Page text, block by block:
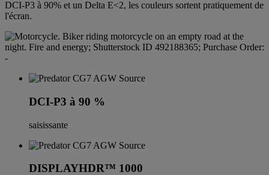
DCI-P3 à 90% et un Delta E<2, les couleurs sortent pratiquement de
l'écran.
DCI-P3 à 90 %
saisissante
DISPLAYHDR™ 1000